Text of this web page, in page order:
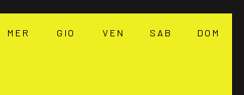
MER GIO VEN SAB DOM